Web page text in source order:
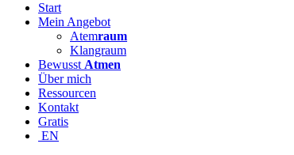
Start
Mein Angebot
Atemraum
Klangraum
Bewusst Atmen
Über mich
Ressourcen
Kontakt
Gratis
EN